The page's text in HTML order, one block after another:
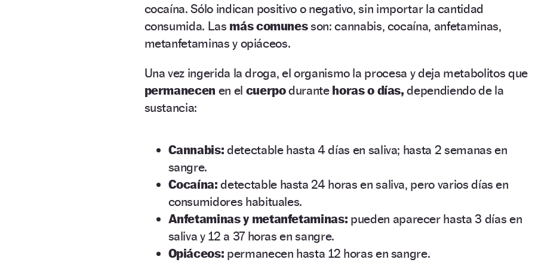
cocaína. Sólo indican positivo o negativo, sin importar la cantidad
consumida. Las más comunesson: cannabis, cocaína, anfetaminas,
metanfetaminas y opiáceos.
Una vez ingerida la droga, el organismo la procesa y deja metabolitos que
permanecen en el cuerpodurantehoras o días,dependiendo de la
sustancia:
Cannabis: detectable hasta 4 días en saliva; hasta 2 semanas en
sangre.
Cocaína:detectable hasta 24 horas en saliva, pero varios días en
consumidores habituales.
Anfetaminas y metanfetaminas: pueden aparecer hasta 3 días en
saliva y 12 a 37 horas en sangre.
Opiáceos: permanecen hasta 12 horas en sangre.